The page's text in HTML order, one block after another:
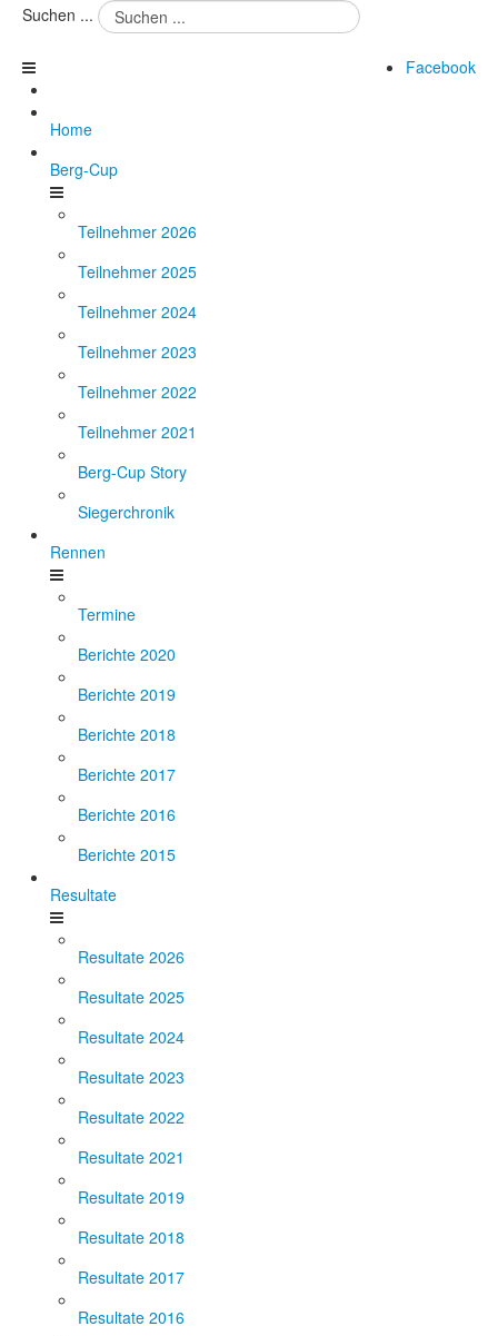
Suchen ...
Facebook
Home
Berg-Cup
Teilnehmer 2026
Teilnehmer 2025
Teilnehmer 2024
Teilnehmer 2023
Teilnehmer 2022
Teilnehmer 2021
Berg-Cup Story
Siegerchronik
Rennen
Termine
Berichte 2020
Berichte 2019
Berichte 2018
Berichte 2017
Berichte 2016
Berichte 2015
Resultate
Resultate 2026
Resultate 2025
Resultate 2024
Resultate 2023
Resultate 2022
Resultate 2021
Resultate 2019
Resultate 2018
Resultate 2017
Resultate 2016